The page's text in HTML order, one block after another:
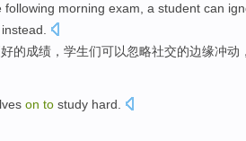
following morning exam , a student can
instead.
的成绩 ， 学生们可以忽略社交的边缘冲动 ，
on to study hard